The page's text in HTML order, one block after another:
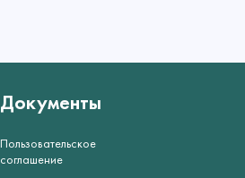
Документы
Пользовательское
соглашение